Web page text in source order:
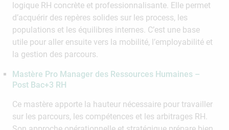
logique RH concrète et professionnalisante. Elle permet
d’acquérir des repères solides sur les process, les
populations et les équilibres internes. C’est une base
utile pour aller ensuite vers la mobilité, l’employabilité et
la gestion des parcours.
Mastère Pro Manager des Ressources Humaines –
Post Bac+3 RH
Ce mastère apporte la hauteur nécessaire pour travailler
sur les parcours, les compétences et les arbitrages RH.